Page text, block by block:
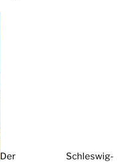
Der Schleswig-